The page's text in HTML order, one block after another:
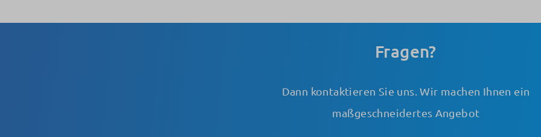
Fragen?
Dann kontaktieren Sie uns. Wir machen Ihnen ein
maßgeschneidertes Angebot